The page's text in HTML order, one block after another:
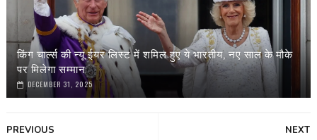
किंग चार्ल्स की न्यू ईयर लिस्ट में शमिल हुए ये भारतीय, नए साल के मौके
पर मिलेगा सम्मान
DECEMBER 31, 2025
NEXT
PREVIOUS